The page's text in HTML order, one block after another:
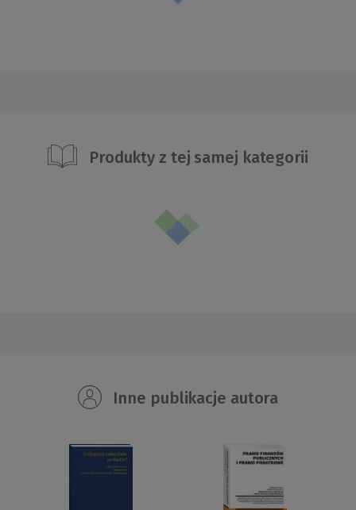
Produkty z tej samej kategorii
Inne publikacje autora